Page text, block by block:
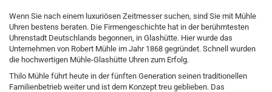
Wenn Sie nach einem luxuriösen Zeitmesser suchen, sind Sie mit Mühle
Uhren bestens beraten. Die Firmengeschichte hat in der berühmtesten
Uhrenstadt Deutschlands begonnen, in Glashütte. Hier wurde das
Unternehmen von Robert Mühle im Jahr 1868 gegründet. Schnell wurden
die hochwertigen Mühle-Glashütte Uhren zum Erfolg.
Thilo Mühle führt heute in der fünften Generation seinen traditionellen
Familienbetrieb weiter und ist dem Konzept treu geblieben. Das